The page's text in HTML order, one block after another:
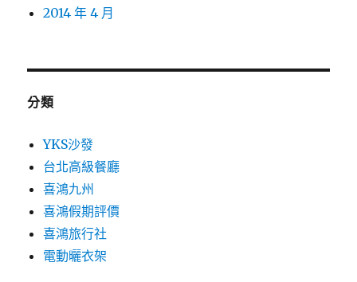
2014 年 4 月
分類
YKS沙發
台北高級餐廳
喜鴻九州
喜鴻假期評價
喜鴻旅行社
電動曬衣架